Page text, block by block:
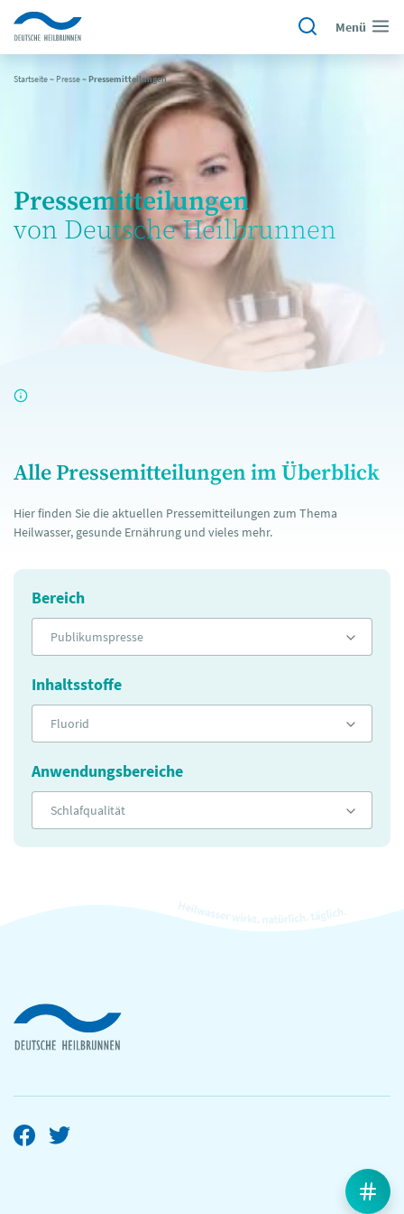
Menü
Startseite~ Presse~Pressemitteilungen
Pressemitteilungen
von Deutsche Heilbrunnen
Alle Pressemitteilungen im Überblick
Hier finden Sie die aktuellen Pressemitteilungen zum Thema
Heilwasser, gesunde Ernährung und vieles mehr.
Bereich
Publikumspresse
Inhaltsstoffe
Fluorid
Anwendungsbereiche
Schlafqualität